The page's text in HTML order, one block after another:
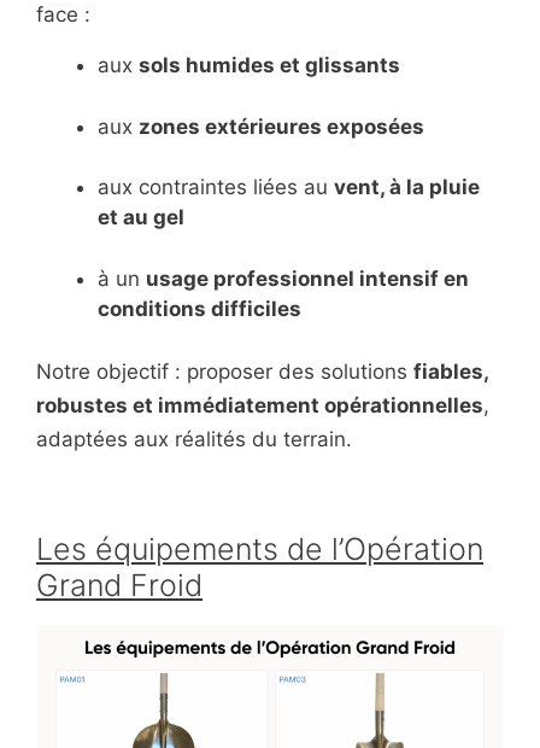
face :
aux sols humides et glissants
aux zones extérieures exposées
aux contraintes liées au vent, à la pluie
et au gel
à un usage professionnel intensif en
conditions difficiles
Notre objectif : proposer des solutions fiables,
robustes et immédiatement opérationnelles,
adaptées aux réalités du terrain.
Les équipements de l’Opération
Grand Froid